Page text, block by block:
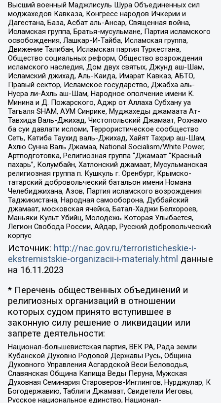
Высший военный Маджлисуль Шура Объединенных сил
моджахедов Кавказа, Конгресс народов Ичкерии и
Дагестана, База, Асбат аль-Ансар, Священная война,
Исламская группа, Братья-мусульмане, Партия исламского
освобождения, Лашкар-И-Тайба, Исламская группа,
Движение Талибан, Исламская партия Туркестана,
Общество социальных реформ, Общество возрождения
исламского наследия, Дом двух святых, Джунд аш-Шам,
Исламский джихад, Аль-Каида, Имарат Кавказ, АБТО,
Правый сектор, Исламское государство, Джабха аль-
Нусра ли-Ахль аш-Шам, Народное ополчение имени К.
Минина и Д. Пожарского, Аджр от Аллаха Субхану уа
Тагьаля SHAM, АУМ Синрике, Муджахеды джамаата Ат-
Тавхида Валь-Джихад, Чистопольский Джамаат, Рохнамо
ба суи давлати исломи, Террористическое сообщество
Сеть, Катиба Таухид валь-Джихад, Хайят Тахрир аш-Шам,
Ахлю Сунна Валь Джамаа, National Socialism/White Power,
Артподготовка, Религиозная группа “Джамаат “Красный
пахарь”, Колумбайн, Хатлонский джамаат, Мусульманская
религиозная группа п. Кушкуль г. Оренбург, Крымско-
татарский добровольческий батальон имени Номана
Челебиджихана, Азов, Партия исламского возрождения
Таджикистана, Народная самооборона, Дуббайский
джамаат, московская ячейка, Батал-Хаджи Белхороев,
Маньяки Культ Убийц, Молодёжь Которая Улыбается,
Легион Свобода России, Айдар, Русский добровольческий
корпус
Источник: http://nac.gov.ru/terroristicheskie-i-
ekstremistskie-organizacii-i-materialy.html данные
на 16.11.2023
* Перечень общественных объединений и
религиозных организаций в отношении
которых судом принято вступившее в
законную силу решение о ликвидации или
запрете деятельности:
Национал-большевистская партия, ВЕК РА, Рада земли
Кубанской Духовно Родовой Державы Русь, Община
Духовного Управления Асгардской Веси Беловодья,
Славянская Община Капища Веды Перуна, Мужская
Духовная Семинария Староверов-Инглингов, Нурджулар, К
Богодержавию, Таблиги Джамаат, Свидетели Иеговы,
Русское национальное единство, Национал-